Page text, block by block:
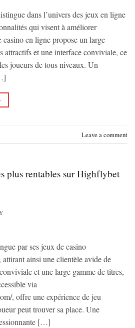
dans l’univers des jeux en ligne
qui visent à améliorer
casino en ligne propose un large
attractifs et une interface conviviale, ce
joueurs de tous niveaux. Un
Leave a comment
plus rentables sur Highflybet
par ses jeux de casino
ainsi une clientèle avide de
et une large gamme de titres,
via
, offre une expérience de jeu
peut trouver sa place. Une
[…]